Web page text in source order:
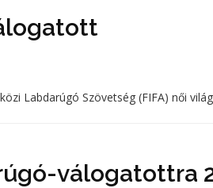
Labdarúgó Szövetség (FIFA) női
válogatottra